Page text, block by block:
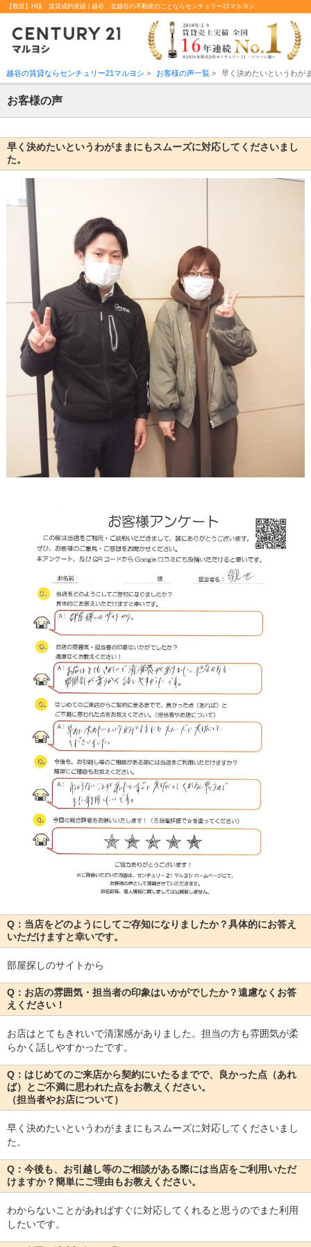
【觀世】H様 賃貸成約実績 | 越谷、北越谷の不動産のことならセンチュリー21マルヨシ
越谷の賃貸ならセンチュリー21マルヨシ > お客様の声一覧> 早く決めたいというわが
お客様の声
早く決めたいというわがままにもスムーズに対応してくださいまし
た。
Q：当店をどのようにしてご存知になりましたか？具体的にお答え
いただけますと幸いです。
部屋探しのサイトから
Q：お店の雰囲気・担当者の印象はいかがでしたか？遠慮なくお答
えください！
お店はとてもきれいで清潔感がありました。担当の方も雰囲気が柔
らかく話しやすかったです。
Q：はじめてのご来店から契約にいたるまでで、良かった点（あれ
ば）とご不満に思われた点をお教えください。
（担当者やお店について）
早く決めたいというわがままにもスムーズに対応してくださいまし
た。
Q：今後も、お引越し等のご相談がある際には当店をご利用いただ
けますか？簡単にご理由もお教えください。
わからないことがあればすぐに対応してくれると思うのでまた利用
したいです。